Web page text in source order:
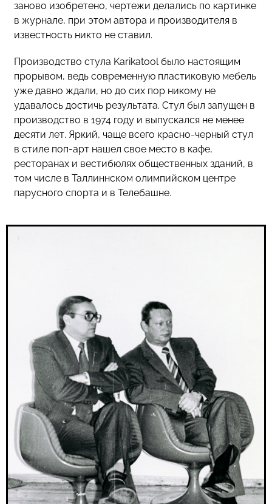
заново изобретено, чертежи делались по картинке
в журнале, при этом автора и производителя в
известность никто не ставил.
Производство стула Karikatool было настоящим
прорывом, ведь современную пластиковую мебель
уже давно ждали, но до сих пор никому не
удавалось достичь результата. Стул был запущен в
производство в 1974 году и выпускался не менее
десяти лет. Яркий, чаще всего красно-черный стул
в стиле поп-арт нашел свое место в кафе,
ресторанах и вестибюлях общественных зданий, в
том числе в Таллиннском олимпийском центре
парусного спорта и в Телебашне.